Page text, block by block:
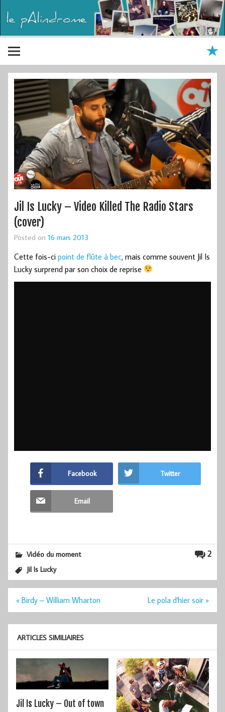
Jil Is Lucky – Video Killed The Radio Stars
(cover)
Posted on 16 mars 2013
Cette fois-ci point de flûte à bec, mais comme souvent Jil Is
Lucky surprend par son choix de reprise
Facebook Twitter
Email
2
Vidéo du moment
Jil Is Lucky
Navigation
« Birdy – William Wharton Le pola d'hier soir »
ARTICLES SIMILIAIRES
Jil Is Lucky – Out of town